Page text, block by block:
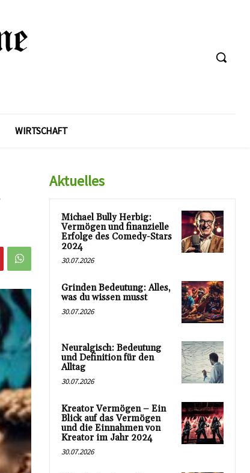
WIRTSCHAFT
Aktuelles
Michael Bully Herbig:
Vermögen und finanzielle
Erfolge des Comedy-Stars
2024
30.07.2026
Grinden Bedeutung: Alles,
was du wissen musst
30.07.2026
Neuralgisch: Bedeutung
und Definition für den
Alltag
30.07.2026
Kreator Vermögen – Ein
Blick auf das Vermögen
und die Einnahmen von
Kreator im Jahr 2024
30.07.2026